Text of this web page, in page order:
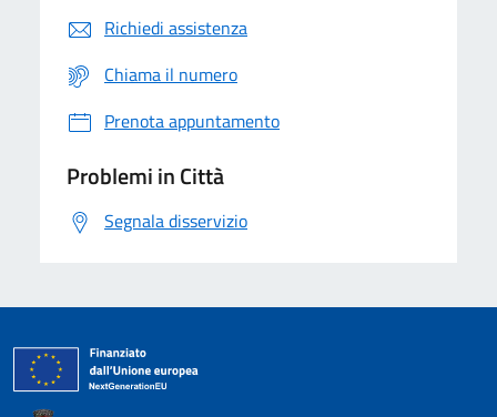
Richiedi assistenza
Chiama il numero
Prenota appuntamento
Problemi in Città
Segnala disservizio